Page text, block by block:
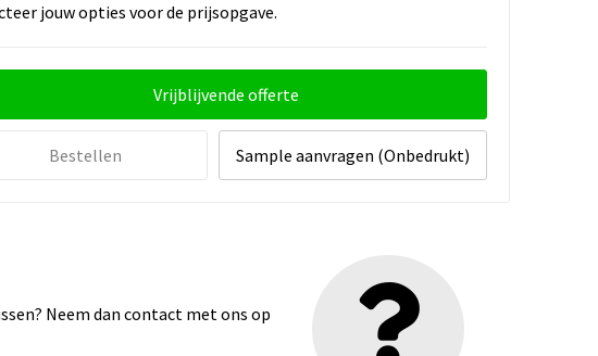
jouw opties voor de prijsopgave.
Vrijblijvende offerte
Bestellen Sample aanvragen (Onbedrukt)
Neem dan contact met ons op